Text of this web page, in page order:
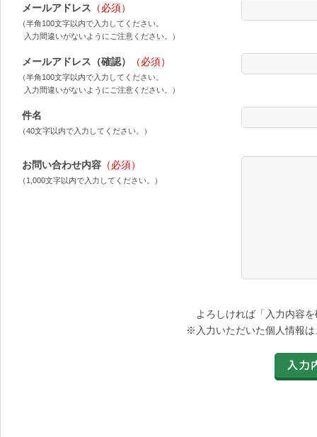
メールアドレス （必須）
（半角100文字以内で入力してください。
入力間違いがないようにご注意ください。）
メールアドレス（確認） （必須）
（半角100文字以内で入力してください。
入力間違いがないようにご注意ください。）
件名
（40文字以内で入力してください。）
お問い合わせ内容 （必須）
（1,000文字以内で入力してください。）
よろしければ「入力内容
※入力いただいた個人情報